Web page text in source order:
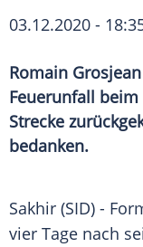
03.12.2020 -
Romain
Feuerunfall
Strecke
bedanken.
Sakhir (SID) -
vier Tage nach